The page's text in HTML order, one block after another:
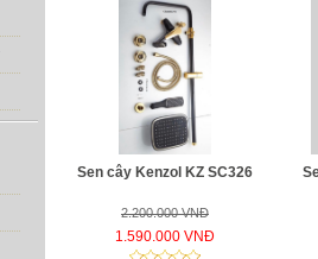
Sen cây Kenzol KZ SC326
2.200.000 VNĐ
1.590.000 VNĐ